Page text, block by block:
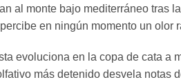
al monte bajo mediterráneo tras
en ningún momento un
evoluciona en la copa de cata a
más detenido desvela notas